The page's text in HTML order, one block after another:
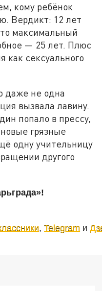
кому ребёнок
Вердикт: 12 лет
максимальный
— 25 лет. Плюс
как сексуального
даже не одна
вызвала лавину.
попало в прессу,
грязные
одну учительницу
другого
,Telegram и